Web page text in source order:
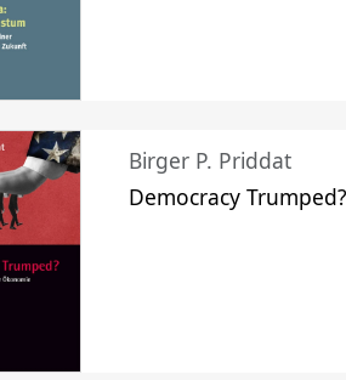
Birger P. Priddat
Democracy Trumped?